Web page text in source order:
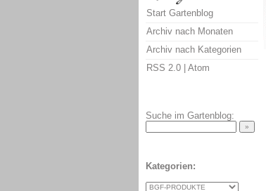
Start Gartenblog
Archiv nach Monaten
Archiv nach Kategorien
RSS 2.0 | Atom
Suche im Gartenblog:
Kategorien: